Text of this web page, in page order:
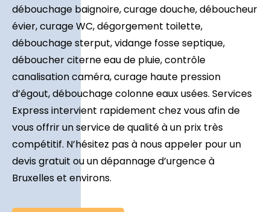
débouchage baignoire, curage douche, déboucheur
évier, curage WC, dégorgement toilette,
débouchage sterput, vidange fosse septique,
déboucher citerne eau de pluie, contrôle
canalisation caméra, curage haute pression
d’égout, débouchage colonne eaux usées. Services
Express intervient rapidement chez vous afin de
vous offrir un service de qualité à un prix très
compétitif. N’hésitez pas à nous appeler pour un
devis gratuit ou un dépannage d’urgence à
Bruxelles et environs.